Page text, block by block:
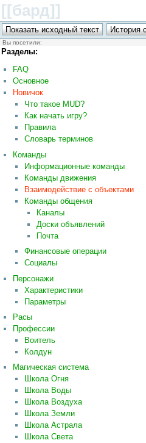
[[бард]]
Вы посетили:
Разделы:
FAQ
Основное
Новичок
Что такое MUD?
Как начать игру?
Правила
Словарь терминов
Команды
Информационные команды
Команды движения
Взаимодействие с объектами
Команды общения
Каналы
Доски объявлений
Почта
Финансовые операции
Социалы
Персонажи
Характеристики
Параметры
Расы
Профессии
Воитель
Колдун
Магическая система
Школа Огня
Школа Воды
Школа Воздуха
Школа Земли
Школа Астрала
Школа Света